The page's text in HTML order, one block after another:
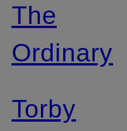
The
Ordinary
Torby